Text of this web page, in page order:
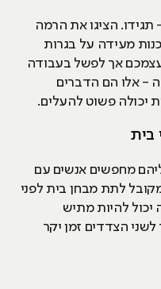
הציגו את הרמה
מעידה על בגרות
אך לפשל בעבודה
- אלו הם הדברים
יכולה פשוט להעלים.
מחפשים אנשים עם
מקובל לתת מבחן בית לפני
להיות מתיש
הצדדים זמן יקר